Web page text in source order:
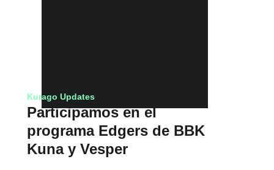
Kurago Updates
Participamos en el
programa Edgers de BBK
Kuna y Vesper